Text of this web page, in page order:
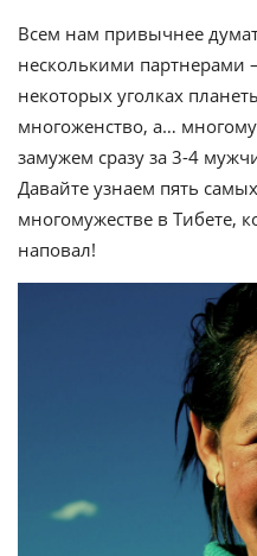
Всем нам привычнее
несколькими партнерами
некоторых уголках
многоженство, а…
замужем сразу за 3-4
Давайте узнаем пять
многомужестве в Тибете,
наповал!